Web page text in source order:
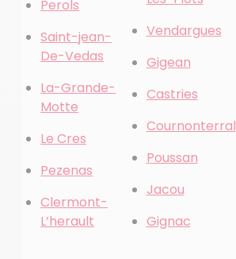
Perols
Saint-jean-
De-Vedas
La-Grande-
Motte
Le Cres
Pezenas
Clermont-
L’herault
Vendargues
Gigean
Castries
Cournonterral
Poussan
Jacou
Gignac